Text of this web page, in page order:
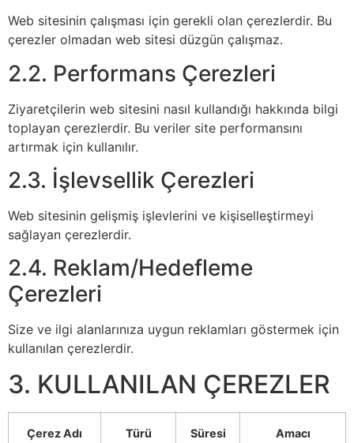
Web sitesinin çalışması için gerekli olan çerezlerdir. Bu
çerezler olmadan web sitesi düzgün çalışmaz.
2.2. Performans Çerezleri
Ziyaretçilerin web sitesini nasıl kullandığı hakkında bilgi
toplayan çerezlerdir. Bu veriler site performansını
artırmak için kullanılır.
2.3. İşlevsellik Çerezleri
Web sitesinin gelişmiş işlevlerini ve kişiselleştirmeyi
sağlayan çerezlerdir.
2.4. Reklam/Hedefleme
Çerezleri
Size ve ilgi alanlarınıza uygun reklamları göstermek için
kullanılan çerezlerdir.
3. KULLANILAN ÇEREZLER
Çerez Adı Türü Süresi Amacı